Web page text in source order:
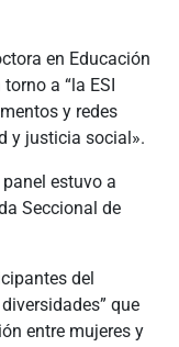
en Educación
a “la ESI
y redes
y justicia social».
estuvo a
Seccional de
del
que
entre mujeres y